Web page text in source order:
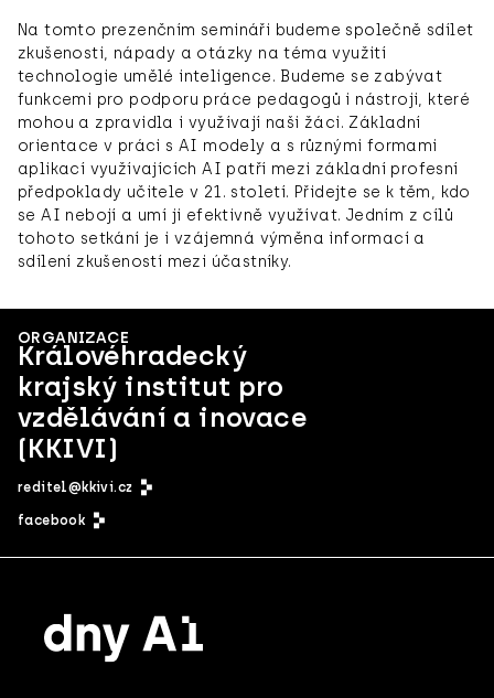
Na tomto prezenčním semináři budeme společně sdílet
zkušenosti, nápady a otázky na téma využití
technologie umělé inteligence. Budeme se zabývat
funkcemi pro podporu práce pedagogů i nástroji, které
mohou a zpravidla i využívají naši žáci. Základní
orientace v práci s AI modely a s různými formami
aplikací využívajících AI patří mezi základní profesní
předpoklady učitele v 21. století. Přidejte se k těm, kdo
se AI nebojí a umí ji efektivně využívat. Jedním z cílů
tohoto setkání je i vzájemná výměna informací a
sdílení zkušeností mezi účastníky.
ORGANIZACE
Královéhradecký
krajský institut pro
vzdělávání a inovace
(KKIVI)
reditel@kkivi.cz
facebook